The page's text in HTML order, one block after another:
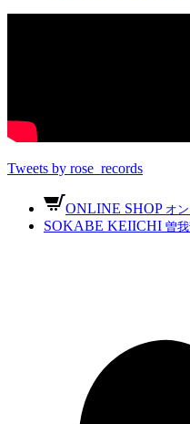
Tweets by rose_records
ONLINE SHOP オ
SOKABE KEIICHI 曽